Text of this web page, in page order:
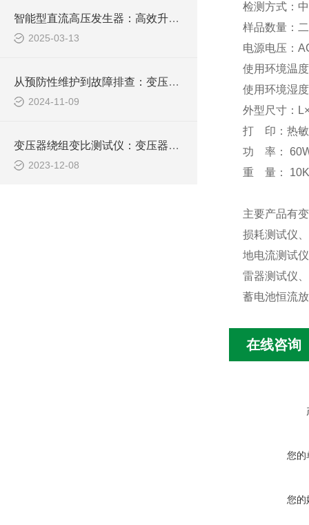
智能型直流高压发生器：高效升压，稳定输出，为您的高压测试提供坚实保障
2025-03-13
从预防性维护到故障排查：变压器绕组变比测试仪在电力行业的多功能应用探索
2024-11-09
变压器绕组变比测试仪：变压器维护的关键工具
2023-12-08
检测方式：
样品数量：
电源电压：
使用环境
使用环境湿
外型尺寸：
打 印：热敏
功 率：
重 量：
主要产品有
损耗测试仪
地电流测试
雷器测试仪
蓄电池恒流
在线咨询
您的
您的